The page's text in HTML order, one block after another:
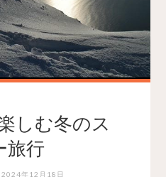
しむ冬のス
旅行
2024年12月18日